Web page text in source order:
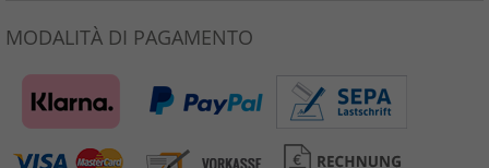
MODALITÀ DI PAGAMENTO